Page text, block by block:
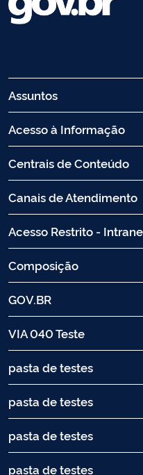
Assuntos
Acesso à Informação
Centrais de Conteúdo
Canais de Atendimento
Acesso Restrito -
Composição
GOV.BR
VIA 040 Teste
pasta de testes
pasta de testes
pasta de testes
pasta de testes